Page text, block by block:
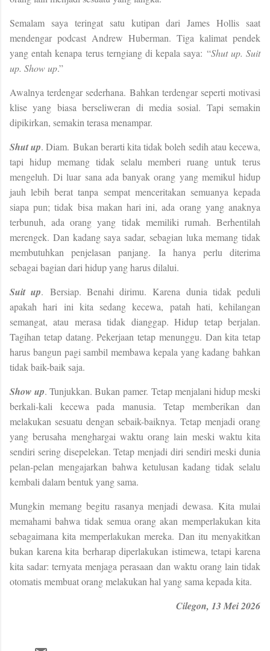
Semalam saya teringat satu kutipan dari James Hollis saat
mendengar podcast Andrew Huberman. Tiga kalimat pendek
yang entah kenapa terus terngiang di kepala saya: “Shut up. Suit
up. Show up.”
Awalnya terdengar sederhana. Bahkan terdengar seperti motivasi
klise yang biasa berseliweran di media sosial. Tapi semakin
dipikirkan, semakin terasa menampar.
Shut up. Diam. Bukan berarti kita tidak boleh sedih atau kecewa,
tapi hidup memang tidak selalu memberi ruang untuk terus
mengeluh. Di luar sana ada banyak orang yang memikul hidup
jauh lebih berat tanpa sempat menceritakan semuanya kepada
siapa pun; tidak bisa makan hari ini, ada orang yang anaknya
terbunuh, ada orang yang tidak memiliki rumah. Berhentilah
merengek. Dan kadang saya sadar, sebagian luka memang tidak
membutuhkan penjelasan panjang. Ia hanya perlu diterima
sebagai bagian dari hidup yang harus dilalui.
Suit up. Bersiap. Benahi dirimu. Karena dunia tidak peduli
apakah hari ini kita sedang kecewa, patah hati, kehilangan
semangat, atau merasa tidak dianggap. Hidup tetap berjalan.
Tagihan tetap datang. Pekerjaan tetap menunggu. Dan kita tetap
harus bangun pagi sambil membawa kepala yang kadang bahkan
tidak baik-baik saja.
Show up. Tunjukkan. Bukan pamer. Tetap menjalani hidup meski
berkali-kali kecewa pada manusia. Tetap memberikan dan
melakukan sesuatu dengan sebaik-baiknya. Tetap menjadi orang
yang berusaha menghargai waktu orang lain meski waktu kita
sendiri sering disepelekan. Tetap menjadi diri sendiri meski dunia
pelan-pelan mengajarkan bahwa ketulusan kadang tidak selalu
kembali dalam bentuk yang sama.
Mungkin memang begitu rasanya menjadi dewasa. Kita mulai
memahami bahwa tidak semua orang akan memperlakukan kita
sebagaimana kita memperlakukan mereka. Dan itu menyakitkan
bukan karena kita berharap diperlakukan istimewa, tetapi karena
kita sadar: ternyata menjaga perasaan dan waktu orang lain tidak
otomatis membuat orang melakukan hal yang sama kepada kita.
Cilegon, 13 Mei 2026